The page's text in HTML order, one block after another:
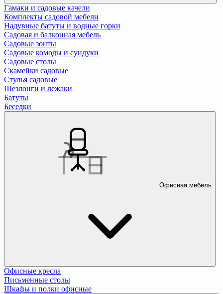
Гамаки и садовые качели
Комплекты садовой мебели
Надувные батуты и водные горки
Садовая и балконная мебель
Садовые зонты
Садовые комоды и сундуки
Садовые столы
Скамейки садовые
Стулья садовые
Шезлонги и лежаки
Батуты
Беседки
Офисная мебель
Офисные кресла
Письменные столы
Шкафы и полки офисные